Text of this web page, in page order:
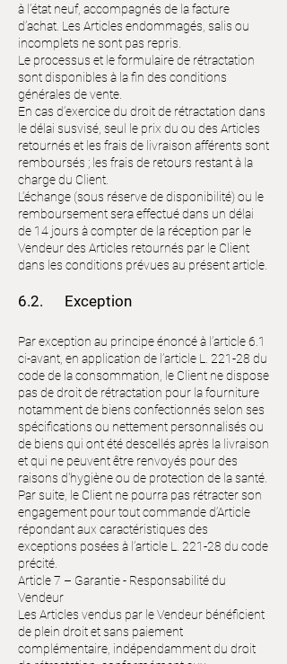
à l’état neuf, accompagnés de la facture
d’achat. Les Articles endommagés, salis ou
incomplets ne sont pas repris.
Le processus et le formulaire de rétractation
sont disponibles à la fin des conditions
générales de vente.
En cas d’exercice du droit de rétractation dans
le délai susvisé, seul le prix du ou des Articles
retournés et les frais de livraison afférents sont
remboursés ; les frais de retours restant à la
charge du Client.
L’échange (sous réserve de disponibilité) ou le
remboursement sera effectué dans un délai
de 14 jours à compter de la réception par le
Vendeur des Articles retournés par le Client
dans les conditions prévues au présent article.
6.2. Exception
Par exception au principe énoncé à l’article 6.1
ci-avant, en application de l’article L. 221-28 du
code de la consommation, le Client ne dispose
pas de droit de rétractation pour la fourniture
notamment de biens confectionnés selon ses
spécifications ou nettement personnalisés ou
de biens qui ont été descellés après la livraison
et qui ne peuvent être renvoyés pour des
raisons d'hygiène ou de protection de la santé.
Par suite, le Client ne pourra pas rétracter son
engagement pour tout commande d’Article
répondant aux caractéristiques des
exceptions posées à l’article L. 221-28 du code
précité.
Article 7 – Garantie - Responsabilité du
Vendeur
Les Articles vendus par le Vendeur bénéficient
de plein droit et sans paiement
complémentaire, indépendamment du droit